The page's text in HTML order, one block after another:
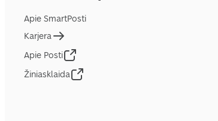
Apie SmartPosti
Karjera
Apie Posti
Žiniasklaida